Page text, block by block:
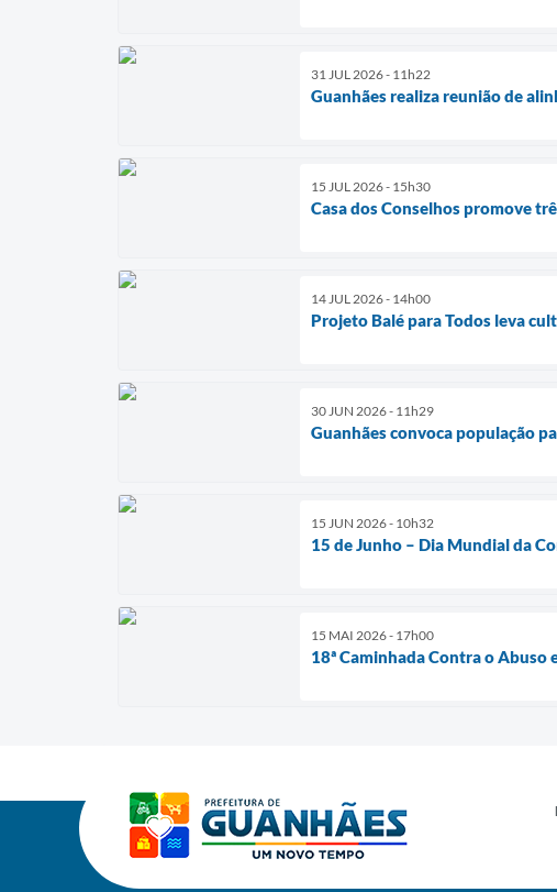
31 JUL 2026 - 11h22
Guanhães realiza reunião de
15 JUL 2026 - 15h30
Casa dos Conselhos promove
14 JUL 2026 - 14h00
Projeto Balé para Todos leva
30 JUN 2026 - 11h29
Guanhães convoca população
15 JUN 2026 - 10h32
15 de Junho – Dia Mundial da
15 MAI 2026 - 17h00
18ª Caminhada Contra o Abuso